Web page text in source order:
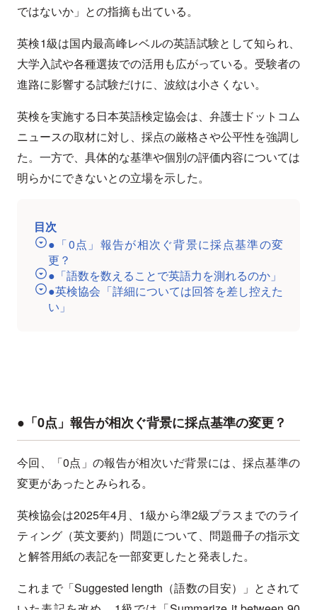
ではないか」との指摘も出ている。
英検1級は国内最高峰レベルの英語試験として知られ、
大学入試や各種選抜での活用も広がっている。受験者の
進路に影響する試験だけに、波紋は小さくない。
英検を実施する日本英語検定協会は、弁護士ドットコム
ニュースの取材に対し、採点の厳格さや公平性を強調し
た。一方で、具体的な基準や個別の評価内容については
明らかにできないとの立場を示した。
目次
●「0点」報告が相次ぐ背景に採点基準の変
更？
●「語数を数えることで英語力を測れるのか」
●英検協会「詳細については回答を差し控えた
い」
●「0点」報告が相次ぐ背景に採点基準の変更？
今回、「0点」の報告が相次いだ背景には、採点基準の
変更があったとみられる。
英検協会は2025年4月、1級から準2級プラスまでのライ
ティング（英文要約）問題について、問題冊子の指示文
と解答用紙の表記を一部変更したと発表した。
これまで「Suggested length（語数の目安）」とされて